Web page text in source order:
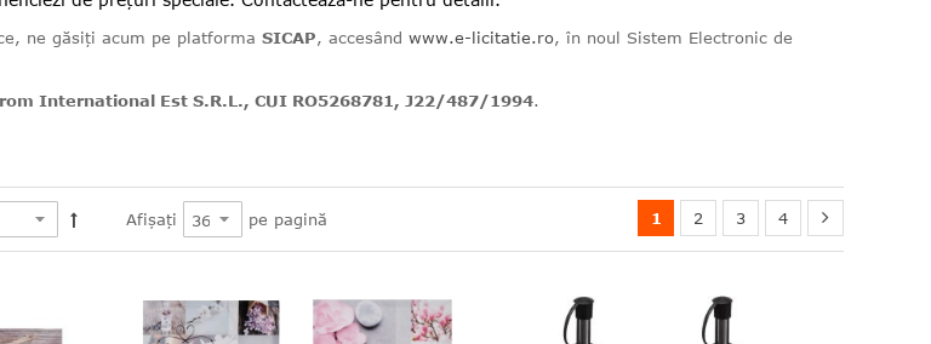
ne găsiți acum pe platforma SICAP, accesând www.e-licitatie.ro, în noul Sistem Electronic de
International Est S.R.L., CUI RO5268781, J22/487/1994.
Afișați pe pagină 1 2 3 4